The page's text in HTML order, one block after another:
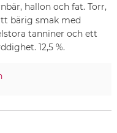
hallon och fat. Torr,
bärig smak med
tanniner och ett
12,5 %.